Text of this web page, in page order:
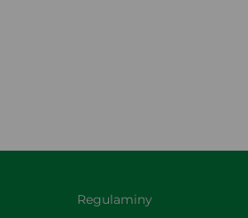
Regulaminy